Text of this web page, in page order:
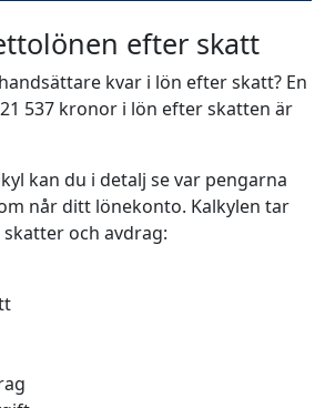
efter skatt
kvar i lön efter skatt? En
537 kronor i lön efter skatten är
kan du i detalj se var pengarna
når ditt lönekonto. Kalkylen tar
och avdrag: